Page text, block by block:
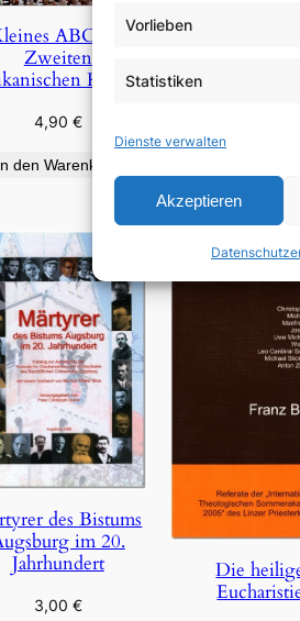
Vorlieben
Statistiken
Dienste verwalten
Akzeptieren
ABC des
Zweiten
Konzils
4,90 €
den Warenkorb
durch die Hand
In den
des Bistums
im 20.
Jahrhundert
3,00 €
Die